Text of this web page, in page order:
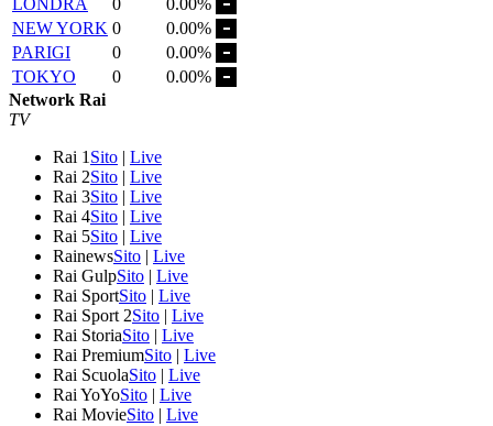
LONDRA 0
0.00%
NEW YORK 0
0.00%
PARIGI
0
0.00%
TOKYO
0
0.00%
Network Rai
TV
Rai 1 Sito | Live
Rai 2Sito | Live
Rai 3Sito | Live
Rai 4Sito | Live
Rai 5Sito | Live
RainewsSito | Live
Rai GulpSito | Live
Rai SportSito | Live
Rai Sport 2Sito | Live
Rai StoriaSito | Live
Rai PremiumSito | Live
Rai ScuolaSito | Live
Rai YoYoSito | Live
Rai MovieSito | Live